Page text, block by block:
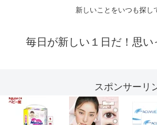
新しいことをいつも探し
毎日が新しい１日だ！思い
スポンサーリ